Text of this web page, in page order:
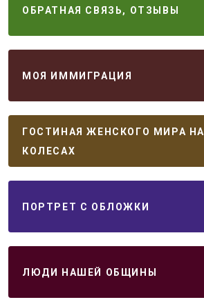
ОБРАТНАЯ СВЯЗЬ, ОТЗЫВЫ
МОЯ ИММИГРАЦИЯ
ГОСТИНАЯ ЖЕНСКОГО МИРА НА
КОЛЕСАХ
ПОРТРЕТ С ОБЛОЖКИ
ЛЮДИ НАШЕЙ ОБЩИНЫ